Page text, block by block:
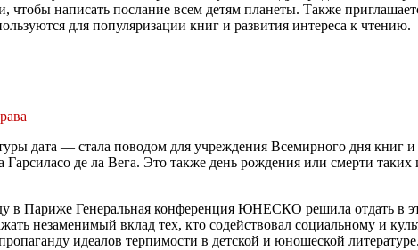
чтобы написать послание всем детям планеты. Также
для популяризации книг и развития интереса к чтению.
дата — стала поводом для учреждения Всемирного дня книг
де ла Вега. Это также день рождения или смерти
в Париже Генеральная конференция ЮНЕСКО решила отдать в
незаменимый вклад тех, кто содействовал социальному и
идеалов терпимости в детской и юношеской литературе.